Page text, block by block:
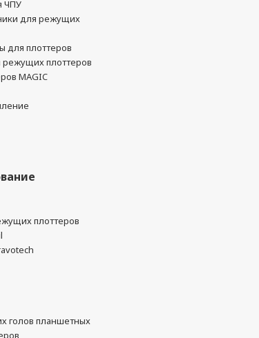
ЧПУ
для режущих
для плоттеров
режущих плоттеров
MAGIC
плоттеров
голов планшетных